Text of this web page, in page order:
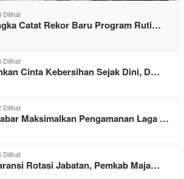
Dilihat
Catat Rekor Baru Program Ruti…
Dilihat
Cinta Kebersihan Sejak Dini, D…
Dilihat
Maksimalkan Pengamanan Laga …
Dilihat
Rotasi Jabatan, Pemkab Maja…